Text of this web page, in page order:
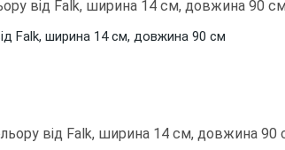
Falk, ширина 14 см, довжина 90 см